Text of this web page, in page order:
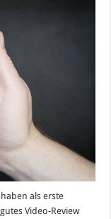
als erste
Video-Review